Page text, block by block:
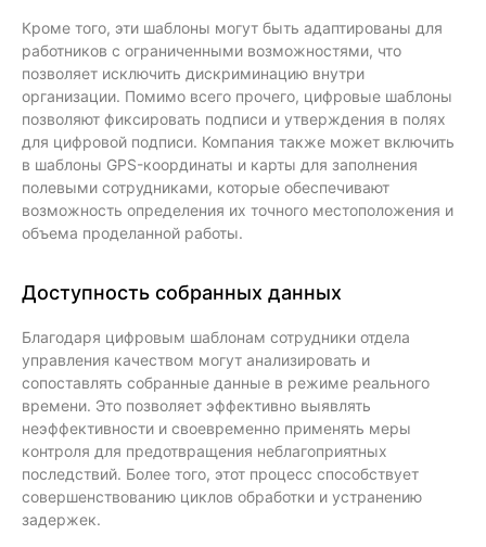
Кроме того, эти шаблоны могут быть адаптированы для
работников с ограниченными возможностями, что
позволяет исключить дискриминацию внутри
организации. Помимо всего прочего, цифровые шаблоны
позволяют фиксировать подписи и утверждения в полях
для цифровой подписи. Компания также может включить
в шаблоны GPS-координаты и карты для заполнения
полевыми сотрудниками, которые обеспечивают
возможность определения их точного местоположения и
объема проделанной работы.
Доступность собранных данных
Благодаря цифровым шаблонам сотрудники отдела
управления качеством могут анализировать и
сопоставлять собранные данные в режиме реального
времени. Это позволяет эффективно выявлять
неэффективности и своевременно применять меры
контроля для предотвращения неблагоприятных
последствий. Более того, этот процесс способствует
совершенствованию циклов обработки и устранению
задержек.